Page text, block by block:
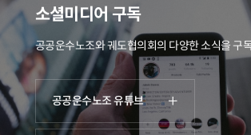
소셜미디어 구독
공공운수노조와 궤도협의회의 다양한 소식을 구
공공운수노조 유튜브